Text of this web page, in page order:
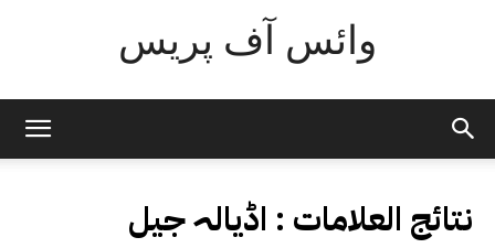
وائس آف پریس
نتائج العلامات : اڈیالہ جیل